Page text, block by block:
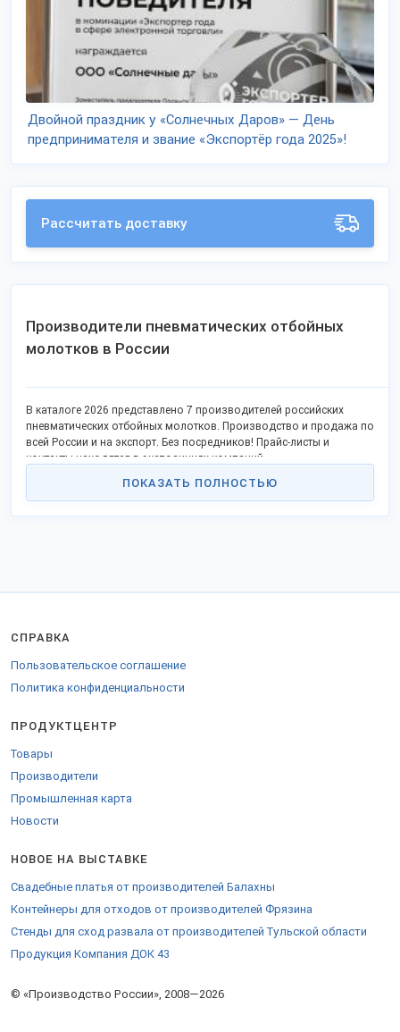
Двойной праздник у «Солнечных Даров» — День
предпринимателя и звание «Экспортёр года 2025»!
Рассчитать доставку
Производители пневматических отбойных
молотков в России
В каталоге 2026 представлено 7 производителей российских
пневматических отбойных молотков. Производство и продажа по
всей России и на экспорт. Без посредников! Прайс-листы и
контакты находятся в экспозициях компаний.
ПОКАЗАТЬ ПОЛНОСТЬЮ
© «Производство России», 2008—2026
СПРАВКА
Пользовательское соглашение
Политика конфиденциальности
ПРОДУКТЦЕНТР
Товары
Производители
Промышленная карта
Новости
НОВОЕ НА ВЫСТАВКЕ
Свадебные платья от производителей Балахны
Контейнеры для отходов от производителей Фрязина
Стенды для сход развала от производителей Тульской области
Продукция Компания ДОК 43